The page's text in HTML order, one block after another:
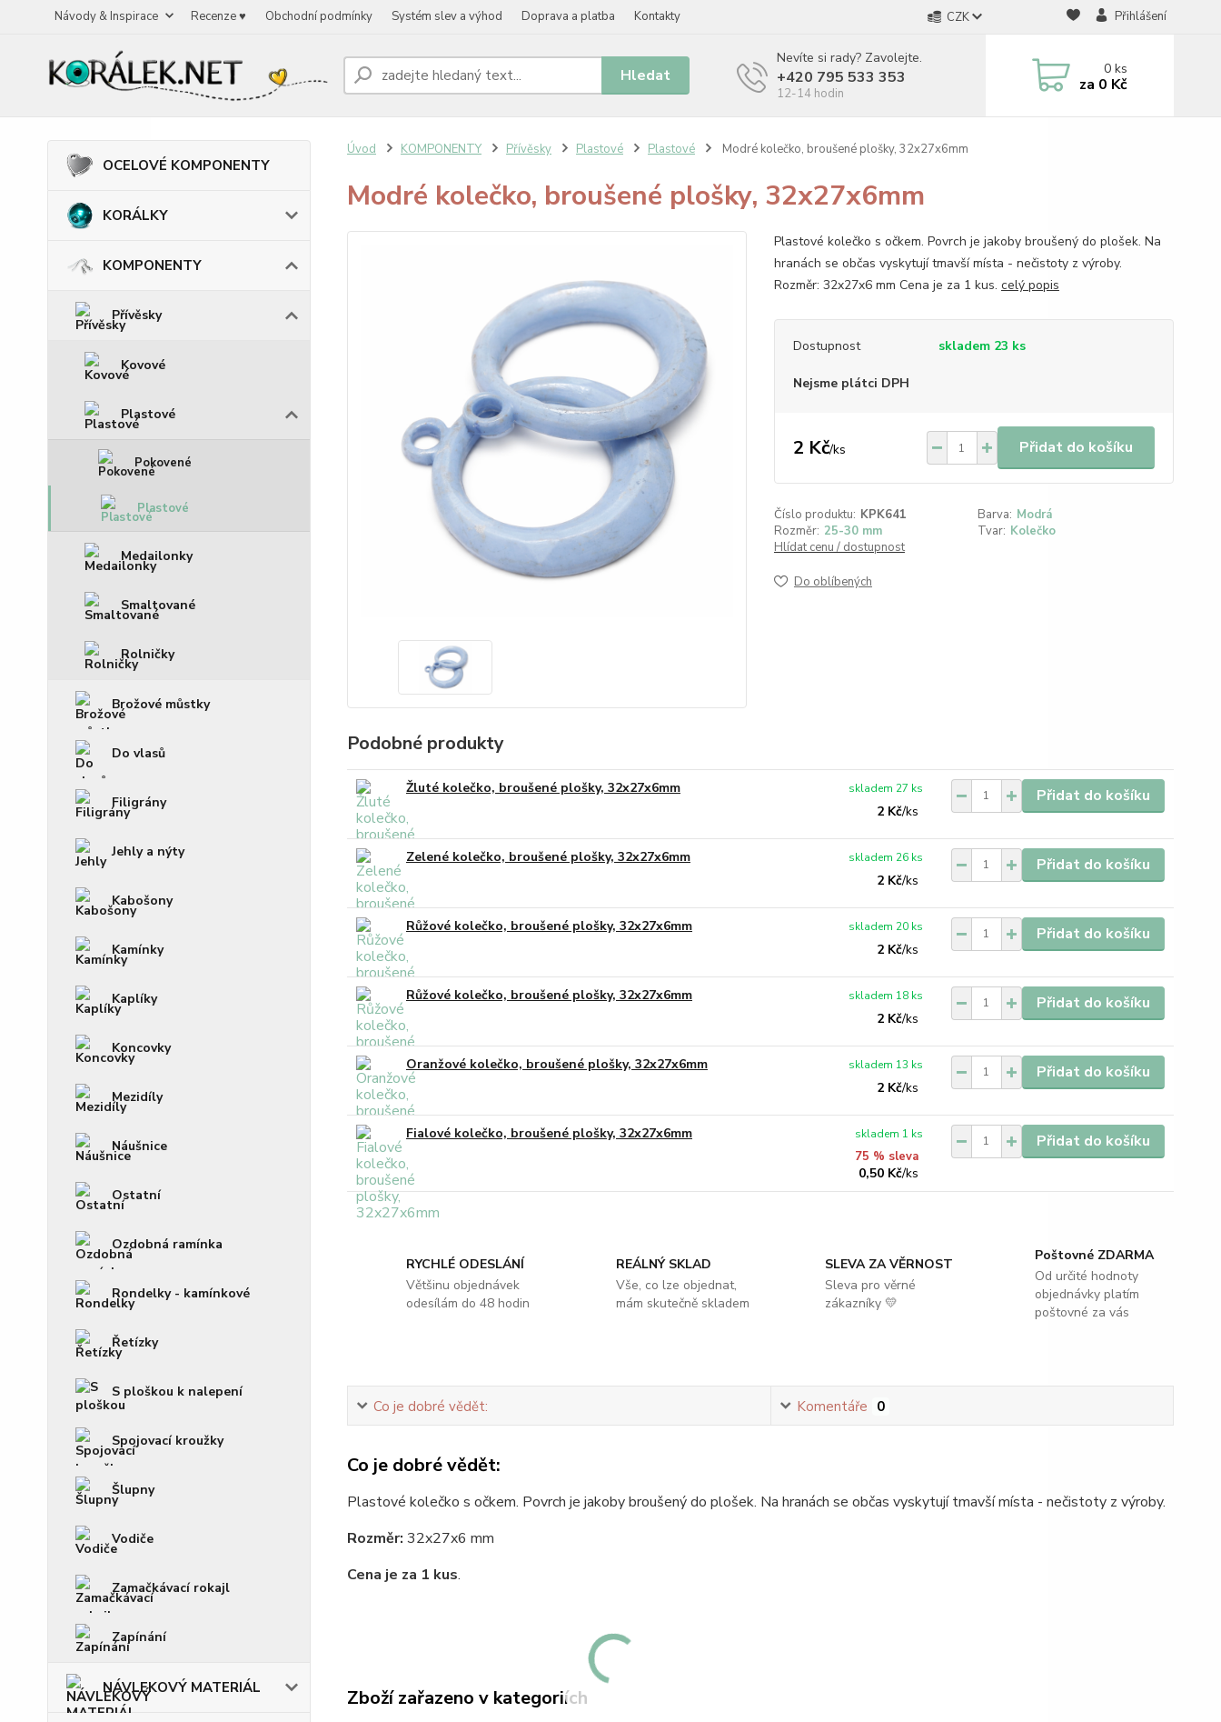
Návody & Inspirace Recenze ♥ Obchodní podmínky Systém slev a výhod Doprava a platba Kontakty CZK Přihlášení
Hledat
Nevíte si rady? Zavolejte.
+420 795 533 353
12-14 hodin
0ks
za 0 Kč
OCELOVÉ KOMPONENTY
KORÁLKY
KOMPONENTY
Přívěsky
Kovové
Plastové
Pokovené
Plastové
Medailonky
Smaltované
Rolničky
Brožové můstky
Do vlasů
Filigrány
Jehly a nýty
Kabošony
Kamínky
Kaplíky
Koncovky
Mezidíly
Náušnice
Ostatní
Ozdobná ramínka
Rondelky - kamínkové
Řetízky
S ploškou k nalepení
Spojovací kroužky
Šlupny
Vodiče
Zamačkávací rokajl
Zapínání
NÁVLEKOVÝ MATERIÁL
Úvod KOMPONENTY Přívěsky Plastové Plastové Modré kolečko, broušené plošky, 32x27x6mm
Modré kolečko, broušené plošky, 32x27x6mm
Plastové kolečko s očkem. Povrch je jakoby broušený do plošek. Na
hranách se občas vyskytují tmavší místa - nečistoty z výroby.
Rozměr: 32x27x6 mm Cena je za 1 kus. celý popis
Dostupnost skladem 23 ks
Nejsme plátci DPH
2 Kč/ks Přidat do košíku
Číslo produktu: KPK641 Barva: Modrá
Rozměr: 25-30 mm Tvar: Kolečko
Hlídat cenu / dostupnost
Do oblíbených
Podobné produkty
Žluté kolečko, broušené plošky, 32x27x6mm
2 Kč/ks
skladem 27 ks Přidat do košíku
Zelené kolečko, broušené plošky, 32x27x6mm
2 Kč/ks
skladem 26 ks Přidat do košíku
Růžové kolečko, broušené plošky, 32x27x6mm
2 Kč/ks
skladem 20 ks Přidat do košíku
Růžové kolečko, broušené plošky, 32x27x6mm
2 Kč/ks
skladem 18 ks Přidat do košíku
Oranžové kolečko, broušené plošky, 32x27x6mm
2 Kč/ks
skladem 13 ks Přidat do košíku
Fialové kolečko, broušené plošky, 32x27x6mm
75 % sleva
0,50 Kč/ks
skladem 1 ks Přidat do košíku
RYCHLÉ ODESLÁNÍ
Většinu objednávek
odesílám do 48 hodin
REÁLNÝ SKLAD
Vše, co lze objednat,
mám skutečně skladem
SLEVA ZA VĚRNOST
Sleva pro věrné
zákazníky 💛
Poštovné ZDARMA
Od určité hodnoty
objednávky platím
poštovné za vás
Co je dobré vědět: Komentáře 0
Co je dobré vědět:
Plastové kolečko s očkem. Povrch je jakoby broušený do plošek. Na hranách se občas vyskytují tmavší místa - nečistoty z výroby.
Rozměr: 32x27x6 mm
Cena je za 1 kus.
Zboží zařazeno v kategoriích